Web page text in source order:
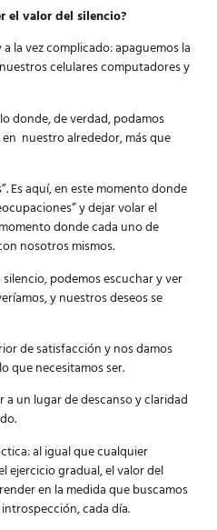
el valor del silencio?
la vez complicado: apaguemos la
celulares computadores y
donde, de verdad, podamos
nuestro alrededor, más que
Es aquí, en este momento donde
y dejar volar el
donde cada uno de
nosotros mismos.
podemos escuchar y ver
y nuestros deseos se
de satisfacción y nos damos
que necesitamos ser.
a un lugar de descanso y claridad
al igual que cualquier
ejercicio gradual, el valor del
en la medida que buscamos
cada día.